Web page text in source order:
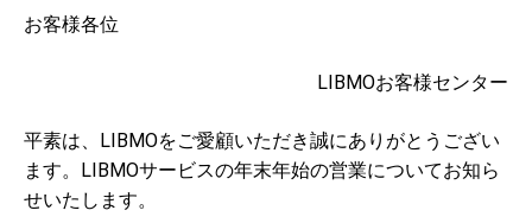
お客様各位
LIBMOお客様センター
平素は、LIBMOをご愛顧いただき誠にありがとうござい
ます。LIBMOサービスの年末年始の営業についてお知ら
せいたします。